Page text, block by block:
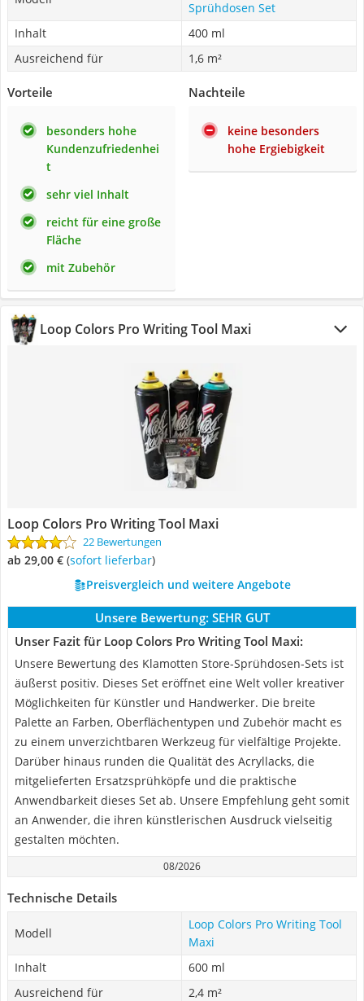
Sprühdosen Set
Inhalt
400 ml
Ausreichend für
1,6 m²
Vorteile
besonders hohe
Kundenzufriedenhei
t
sehr viel Inhalt
reicht für eine große
Fläche
mit Zubehör
Nachteile
keine besonders
hohe Ergiebigkeit
Loop Colors Pro Writing Tool Maxi
Loop Colors Pro Writing Tool Maxi
22 Bewertungen
ab 29,00 € ( Sofort lieferbar)
Preisvergleich und weitere Angebote
Unsere Bewertung: SEHR GUT
Unser Fazit für Loop Colors Pro Writing Tool Maxi:
Unsere Bewertung des Klamotten Store-Sprühdosen-Sets ist
äußerst positiv. Dieses Set eröffnet eine Welt voller kreativer
Möglichkeiten für Künstler und Handwerker. Die breite
Palette an Farben, Oberflächentypen und Zubehör macht es
zu einem unverzichtbaren Werkzeug für vielfältige Projekte.
Darüber hinaus runden die Qualität des Acryllacks, die
mitgelieferten Ersatzsprühköpfe und die praktische
Anwendbarkeit dieses Set ab. Unsere Empfehlung geht somit
an Anwender, die ihren künstlerischen Ausdruck vielseitig
gestalten möchten.
08/2026
Technische Details
Modell
Loop Colors Pro Writing Tool
Maxi
Inhalt
600 ml
Ausreichend für
2,4 m²